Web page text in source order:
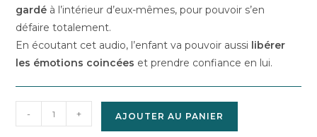
gardé à l’intérieur d’eux-mêmes, pour pouvoir s’en
défaire totalement.
En écoutant cet audio, l’enfant va pouvoir aussi libérer
les émotions coincées et prendre confiance en lui.
quantité
de
- + AJOUTER AU PANIER